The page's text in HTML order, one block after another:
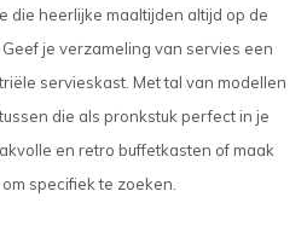
die heerlijke maaltijden altijd op de
je verzameling van servies een
servieskast. Met tal van modellen
die als pronkstuk perfect in je
en retro buffetkasten of maak
specifiek te zoeken.